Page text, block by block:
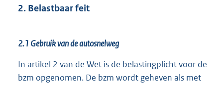
2. Belastbaar feit
2.1 Gebruik van de autosnelweg
In artikel 2 van de Wet is de belastingplicht voor de
bzm opgenomen. De bzm wordt geheven als met